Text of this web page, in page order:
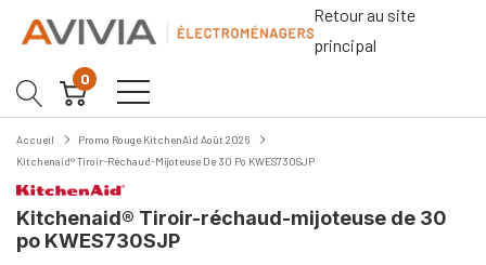
Retour au site
principal
0
Accueil
Promo Rouge KitchenAid Aoüt 2026
Kitchenaid® Tiroir-Réchaud-Mijoteuse De 30 Po KWES730SJP
Kitchenaid® Tiroir-réchaud-mijoteuse de 30
po KWES730SJP